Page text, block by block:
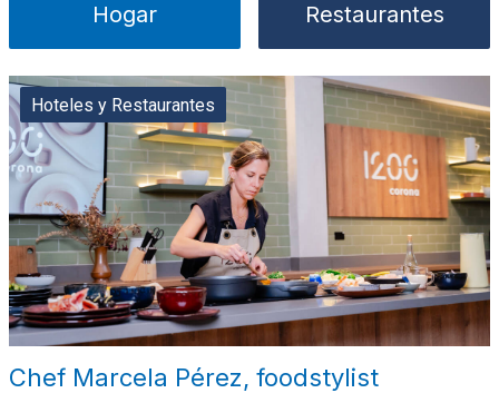
Hogar Restaurantes
Hoteles y Restaurantes
Chef Marcela Pérez, foodstylist